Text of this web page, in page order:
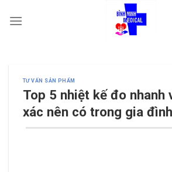
TƯ VẤN SẢN PHẨM
Top 5 nhiệt kế đo nhanh
xác nên có trong gia đình